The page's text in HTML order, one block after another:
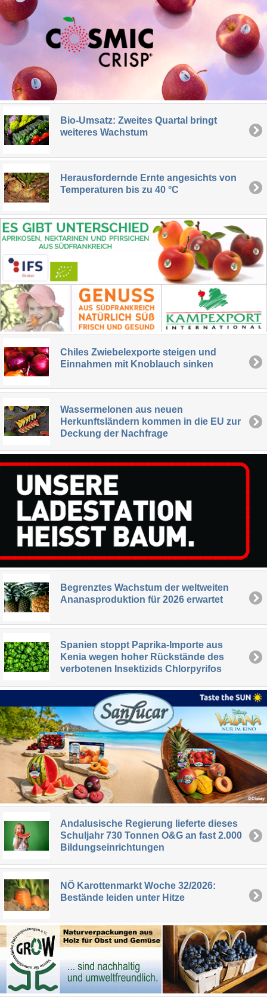
Bio-Umsatz: Zweites Quartal bringt
weiteres Wachstum
Herausfordernde Ernte angesichts von
Temperaturen bis zu 40 °C
Chiles Zwiebelexporte steigen und
Einnahmen mit Knoblauch sinken
Wassermelonen aus neuen
Herkunftsländern kommen in die EU zur
Deckung der Nachfrage
Begrenztes Wachstum der weltweiten
Ananasproduktion für 2026 erwartet
Spanien stoppt Paprika-Importe aus
Kenia wegen hoher Rückstände des
verbotenen Insektizids Chlorpyrifos
Andalusische Regierung lieferte dieses
Schuljahr 730 Tonnen O&G an fast 2.000
Bildungseinrichtungen
NÖ Karottenmarkt Woche 32/2026:
Bestände leiden unter Hitze